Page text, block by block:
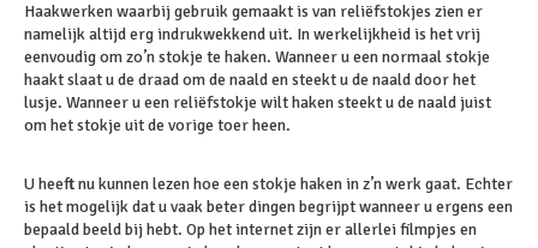
Haakwerken waarbij gebruik gemaakt is van reliëfstokjes zien er
namelijk altijd erg indrukwekkend uit. In werkelijkheid is het vrij
eenvoudig om zo’n stokje te haken. Wanneer u een normaal stokje
haakt slaat u de draad om de naald en steekt u de naald door het
lusje. Wanneer u een reliëfstokje wilt haken steekt u de naald juist
om het stokje uit de vorige toer heen.
U heeft nu kunnen lezen hoe een stokje haken in z’n werk gaat. Echter
is het mogelijk dat u vaak beter dingen begrijpt wanneer u ergens een
bepaald beeld bij hebt. Op het internet zijn er allerlei filmpjes en